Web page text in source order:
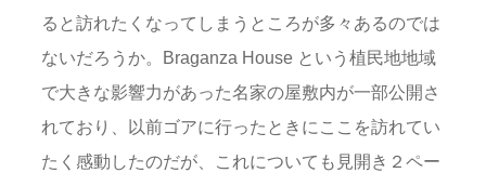
ると訪れたくなってしまうところが多々あるのでは
ないだろうか。Braganza House という植民地地域
で大きな影響力があった名家の屋敷内が一部公開さ
れており、以前ゴアに行ったときにここを訪れてい
たく感動したのだが、これについても見開き２ペー